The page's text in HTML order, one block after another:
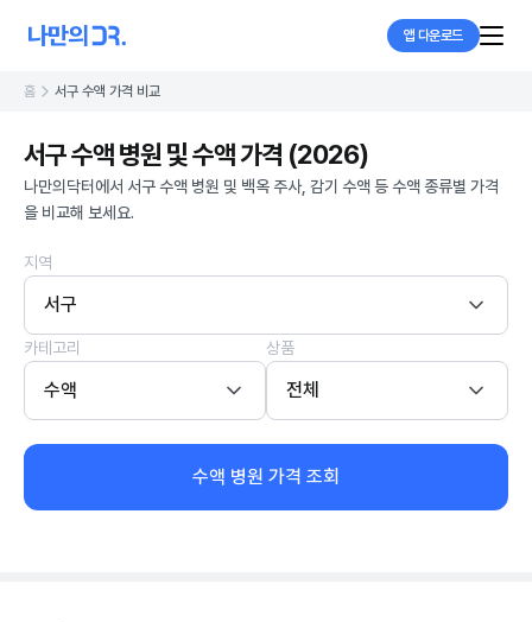
앱 다운로드
홈 서구 수액 가격 비교
서구 수액 병원 및 수액 가격 (2026)
나만의닥터에서 서구 수액 병원 및 백옥 주사, 감기 수액 등 수액 종류별 가격
을 비교해 보세요.
지역
서구
카테고리
수액
상품
전체
수액 병원 가격 조회